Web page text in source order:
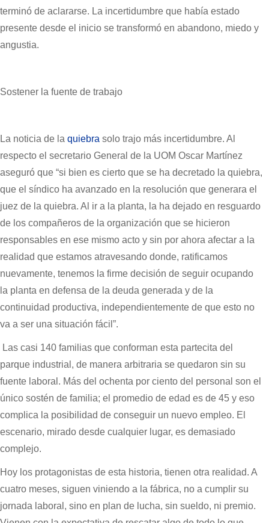
terminó de aclararse. La incertidumbre que había estado
presente desde el inicio se transformó en abandono, miedo y
angustia.
Sostener la fuente de trabajo
La noticia de la quiebra solo trajo más incertidumbre. Al
respecto el secretario General de la UOM Oscar Martínez
aseguró que “si bien es cierto que se ha decretado la quiebra,
que el síndico ha avanzado en la resolución que generara el
juez de la quiebra. Al ir a la planta, la ha dejado en resguardo
de los compañeros de la organización que se hicieron
responsables en ese mismo acto y sin por ahora afectar a la
realidad que estamos atravesando donde, ratificamos
nuevamente, tenemos la firme decisión de seguir ocupando
la planta en defensa de la deuda generada y de la
continuidad productiva, independientemente de que esto no
va a ser una situación fácil”.
Las casi 140 familias que conforman esta partecita del
parque industrial, de manera arbitraria se quedaron sin su
fuente laboral. Más del ochenta por ciento del personal son el
único sostén de familia; el promedio de edad es de 45 y eso
complica la posibilidad de conseguir un nuevo empleo. El
escenario, mirado desde cualquier lugar, es demasiado
complejo.
Hoy los protagonistas de esta historia, tienen otra realidad. A
cuatro meses, siguen viniendo a la fábrica, no a cumplir su
jornada laboral, sino en plan de lucha, sin sueldo, ni premio.